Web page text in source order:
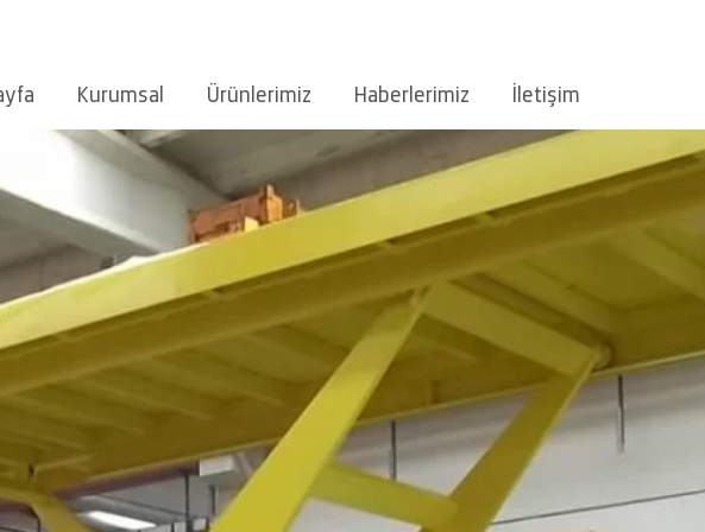
Kurumsal Ürünlerimiz Haberlerimiz İletişim